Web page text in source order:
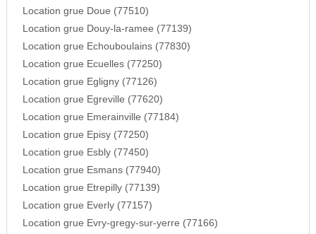
Location grue Doue (77510)
Location grue Douy-la-ramee (77139)
Location grue Echouboulains (77830)
Location grue Ecuelles (77250)
Location grue Egligny (77126)
Location grue Egreville (77620)
Location grue Emerainville (77184)
Location grue Episy (77250)
Location grue Esbly (77450)
Location grue Esmans (77940)
Location grue Etrepilly (77139)
Location grue Everly (77157)
Location grue Evry-gregy-sur-yerre (77166)